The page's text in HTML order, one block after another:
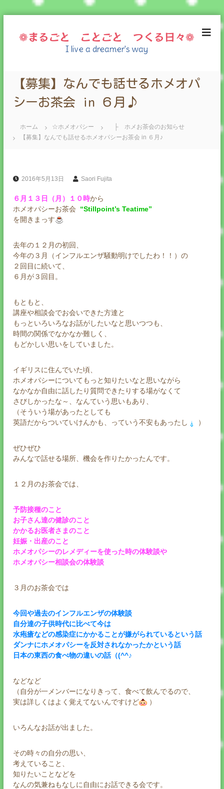
❁まるごと ことごと つくる日々❁
I live a dreamer's way
【募集】なんでも話せるホメオパ
シーお茶会 in ６月♪
ホーム ☆ホメオパシー
├ ホメお茶会のお知らせ
【募集】なんでも話せるホメオパシーお茶会 in ６月♪
2016年5月13日 Saori Fujita
６月１３日（月）１０時から
ホメオパシーお茶会
“Stillpoint’s Teatime”
を開きまっす
去年の１２月の初回、
今年の３月（インフルエンザ騒動明けでしたわ！！）の
２回目に続いて、
６月が３回目。
もともと、
講座や相談会でお会いできた方達と
もっといろいろなお話がしたいなと思いつつも、
時間の関係でなかなか難しく、
もどかしい思いをしていました。
イギリスに住んでいた頃、
ホメオパシーについてもっと知りたいなと思いながら
なかなか自由に話したり質問できたりする場がなくて
さびしかったな～、なんていう思いもあり、
（そういう場があったとしても
英語だからついていけんかも、っていう不安もあったし
）
ぜひぜひ
みんなで話せる場所、機会を作りたかったんです。
１２月のお茶会では、
予防接種のこと
お子さん達の健診のこと
かかるお医者さまのこと
妊娠・出産のこと
ホメオパシーのレメディーを使った時の体験談や
ホメオパシー相談会の体験談
３月のお茶会では
今回や過去のインフルエンザの体験談
自分達の子供時代に比べて今は
水疱瘡などの感染症にかかることが嫌がられているという話
ダンナにホメオパシーを反対されなかったかという話
日本の東西の食べ物の違いの話（(^^♪
などなど
（自分が一メンバーになりきって、食べて飲んでるので、
実は詳しくはよく覚えてないんですけど
）
いろんなお話が出ました。
その時々の自分の思い、
考えていること、
知りたいことなどを
なんの気兼ねもなしに自由にお話できる会です。